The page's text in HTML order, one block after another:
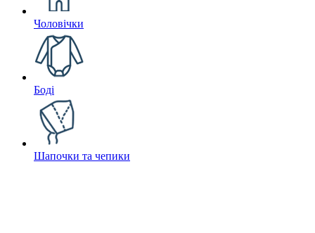
Чоловічки
Боді
Шапочки та чепики